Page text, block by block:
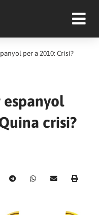
per a 2010: Crisi?
espanyol
crisi?